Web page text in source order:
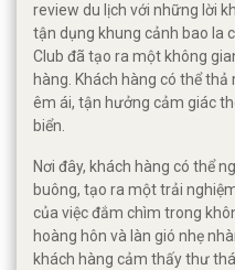
review du lịch với những lời
tận dụng khung cảnh bao la
Club đã tạo ra một không
hàng. Khách hàng có thể
êm ái, tận hưởng cảm giác
biển.
Nơi đây, khách hàng có thể
buông, tạo ra một trải
của việc đắm chìm trong
hoàng hôn và làn gió nhẹ
khách hàng cảm thấy thư